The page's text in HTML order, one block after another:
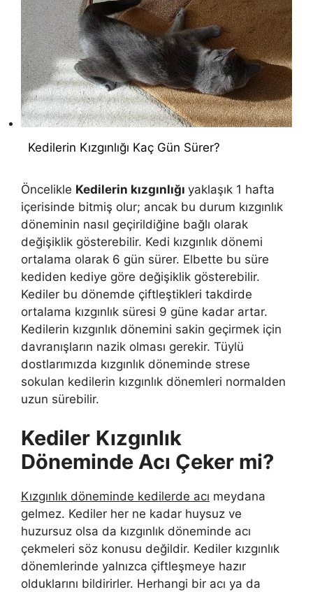
Kedilerin Kızgınlığı Kaç Gün Sürer?
Öncelikle Kedilerin kızgınlığı yaklaşık 1 hafta
içerisinde bitmiş olur; ancak bu durum kızgınlık
döneminin nasıl geçirildiğine bağlı olarak
değişiklik gösterebilir. Kedi kızgınlık dönemi
ortalama olarak 6 gün sürer. Elbette bu süre
kediden kediye göre değişiklik gösterebilir.
Kediler bu dönemde çiftleştikleri takdirde
ortalama kızgınlık süresi 9 güne kadar artar.
Kedilerin kızgınlık dönemini sakin geçirmek için
davranışların nazik olması gerekir. Tüylü
dostlarımızda kızgınlık döneminde strese
sokulan kedilerin kızgınlık dönemleri normalden
uzun sürebilir.
Kediler Kızgınlık
Döneminde Acı Çeker mi?
Kızgınlık döneminde kedilerde acı meydana
gelmez. Kediler her ne kadar huysuz ve
huzursuz olsa da kızgınlık döneminde acı
çekmeleri söz konusu değildir. Kediler kızgınlık
dönemlerinde yalnızca çiftleşmeye hazır
olduklarını bildirirler. Herhangi bir acı ya da